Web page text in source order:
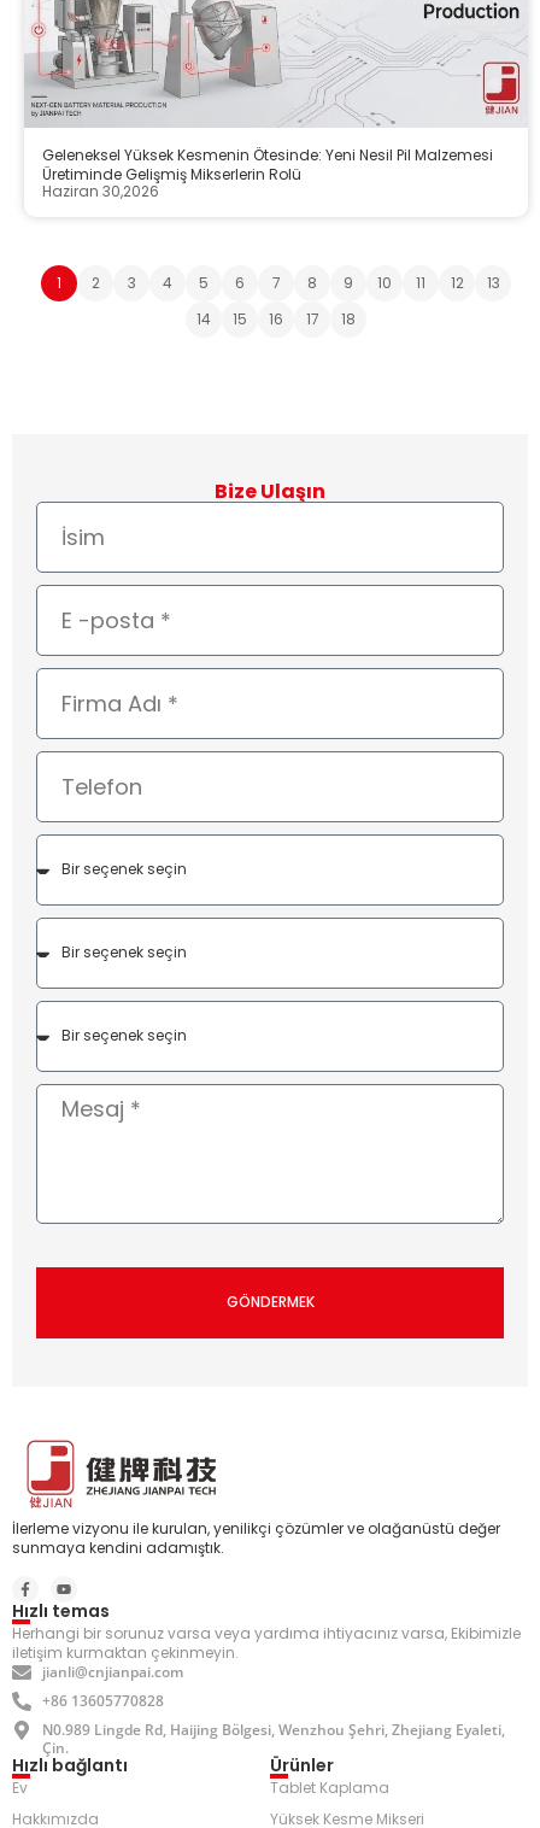
Geleneksel Yüksek Kesmenin Ötesinde: Yeni Nesil Pil Malzemesi
Üretiminde Gelişmiş Mikserlerin Rolü
Haziran 30,2026
1 2 3 4 5 6 7 8 9 10 11 12
13
14
15 16 17 18
Bize Ulaşın
GÖNDERMEK
İlerleme vizyonu ile kurulan, yenilikçi çözümler ve olağanüstü değer
sunmaya kendini adamıştık.
Hızlı bağlantı
Ev
Hakkımızda
Ürünler
Tablet Kaplama
Yüksek Kesme Mikseri
Hızlı temas
Herhangi bir sorunuz varsa veya yardıma ihtiyacınız varsa, Ekibimizle
iletişim kurmaktan çekinmeyin.
jianli@cnjianpai.com
+86 13605770828
N0.989 Lingde Rd, Haijing Bölgesi, Wenzhou Şehri, Zhejiang Eyaleti,
Çin.